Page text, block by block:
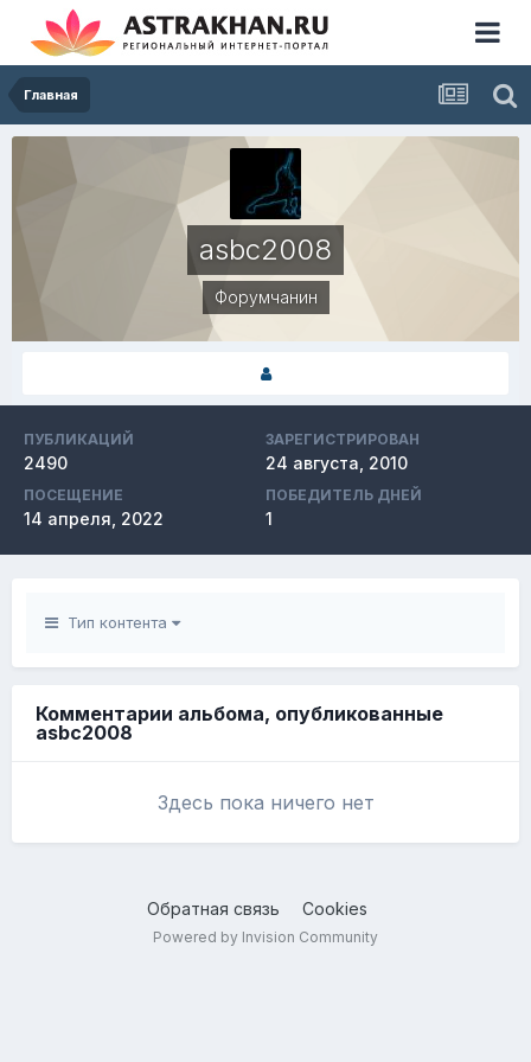
Главная
asbc2008
Форумчанин
ПУБЛИКАЦИЙ
2490
ЗАРЕГИСТРИРОВАН
24 августа, 2010
ПОСЕЩЕНИЕ
14 апреля, 2022
ПОБЕДИТЕЛЬ ДНЕЙ
1
Тип контента
Комментарии альбома, опубликованные
asbc2008
Здесь пока ничего нет
Обратная связь Cookies
Powered by Invision Community